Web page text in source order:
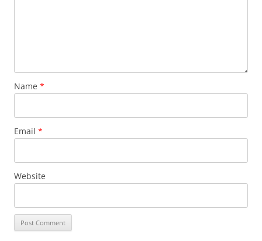
Name *
Email *
Website